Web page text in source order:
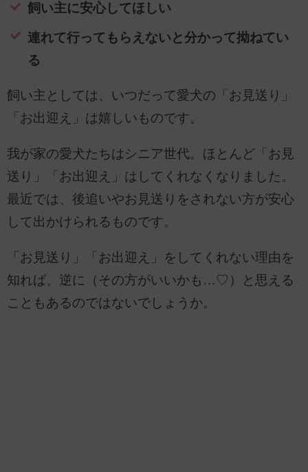
飼い主に安心してほしい
連れて行ってもらえないと分かって拗ねてい
る
飼い主としては、いつだって愛犬の「お見送り」
「お出迎え」は嬉しいものです。
我が家の愛犬たちはシニア世代。ほとんど「お見
送り」「お出迎え」はしてくれなくなりました。
最近では、後追いやお見送りをされない方が安心
して出かけられるものです。
「お見送り」「お出迎え」をしてくれない理由を
知れば、逆に（その方がいいかも…♡）と思える
こともあるのではないでしょうか。